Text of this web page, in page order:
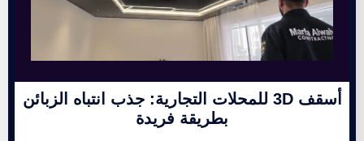
أسقف 3D للمحلات التجارية: جذب انتباه الزبائن
بطريقة فريدة